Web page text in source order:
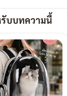
บบทความนี้